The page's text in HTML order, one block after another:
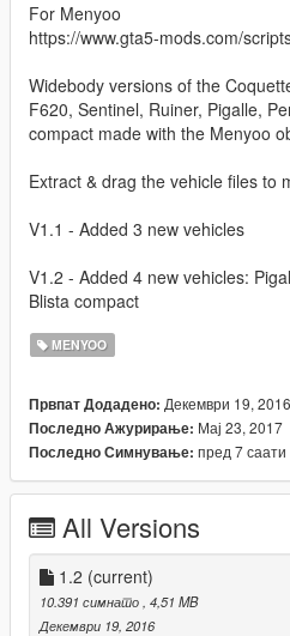
For Menyoo
https://www.gta5-mods.com/
Widebody versions of the
F620, Sentinel, Ruiner, Pigalle,
compact made with the Menyoo
Extract & drag the vehicle files to
V1.1 - Added 3 new vehicles
V1.2 - Added 4 new vehicles:
Blista compact
MENYOO
Првпат Додадено: Декември 19, 2016
Последно Ажурирање: Мај 23, 2017
Последно Симнување: пред 7 саати
All Versions
1.2 (current)
10.391 симнато , 4,51 MB
Декември 19, 2016